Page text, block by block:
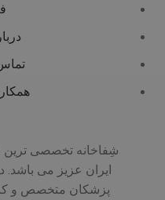
شِفاخانه تخصصی ترین
ایران عزیز می
پزشکان متخصص و